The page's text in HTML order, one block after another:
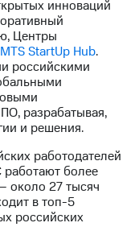
инноваций
Центры
MTS StartUp Hub.
российскими
разрабатывая,
и решения.
работодателей
более
около 27 тысяч
втоп-5
российских